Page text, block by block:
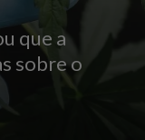
que a
sobre o